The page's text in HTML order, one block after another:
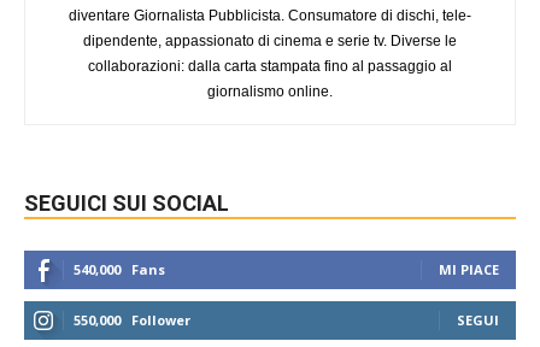
diventare Giornalista Pubblicista. Consumatore di dischi, tele-
dipendente, appassionato di cinema e serie tv. Diverse le
collaborazioni: dalla carta stampata fino al passaggio al
giornalismo online.
SEGUICI SUI SOCIAL
540,000 Fans MI PIACE
550,000 Follower SEGUI